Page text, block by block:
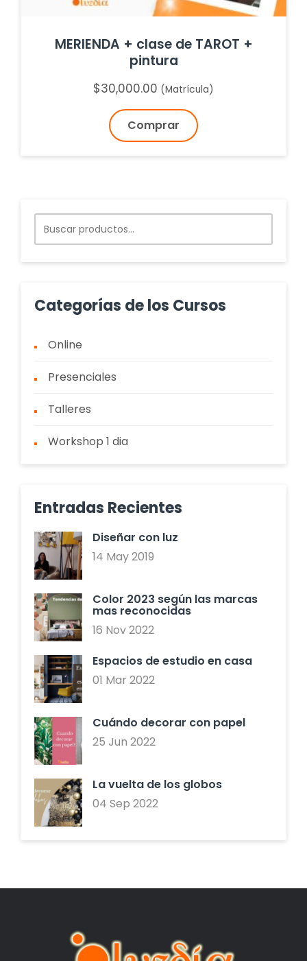
MERIENDA + clase de TAROT +
pintura
$30,000.00 (Matrícula)
Comprar
Categorías de los Cursos
Online
Presenciales
Talleres
Workshop 1 dia
Entradas Recientes
Diseñar con luz
14 May 2019
Color 2023 según las marcas
mas reconocidas
16 Nov 2022
Espacios de estudio en casa
01 Mar 2022
Cuándo decorar con papel
25 Jun 2022
La vuelta de los globos
04 Sep 2022